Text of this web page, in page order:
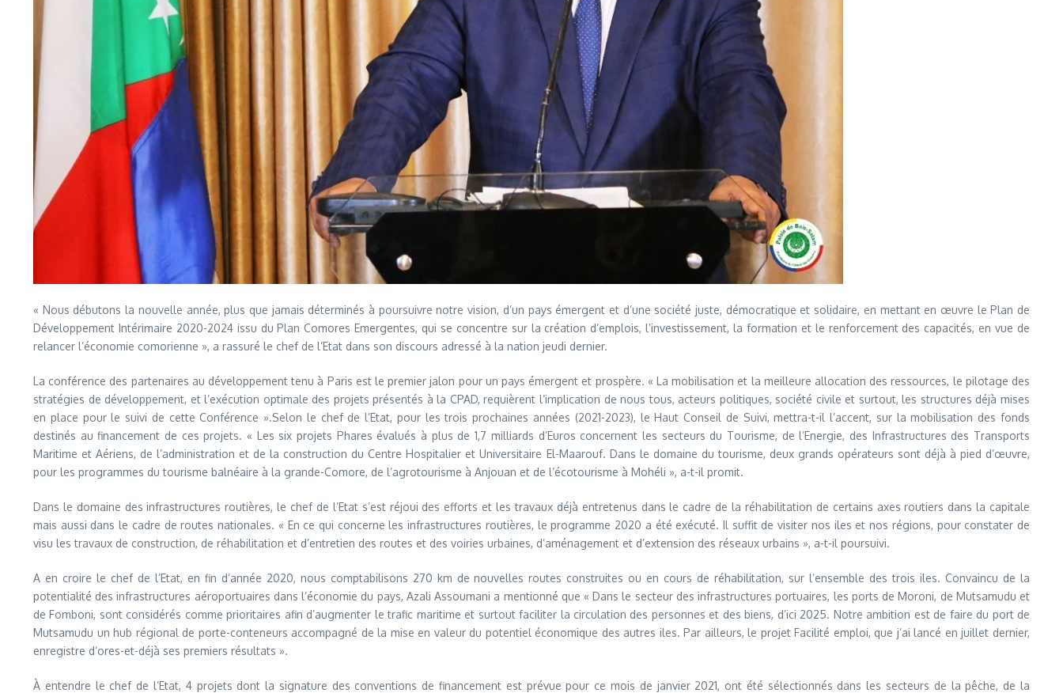
« Nous débutons la nouvelle année, plus que jamais déterminés à poursuivre notre vision, d’un pays émergent et d’une société juste, démocratique et solidaire, en mettant en œuvre le Plan de
Développement Intérimaire 2020-2024 issu du Plan Comores Emergentes, qui se concentre sur la création d’emplois, l’investissement, la formation et le renforcement des capacités, en vue de
relancer l’économie comorienne », a rassuré le chef de l’Etat dans son discours adressé à la nation jeudi dernier.
La conférence des partenaires au développement tenu à Paris est le premier jalon pour un pays émergent et prospère. « La mobilisation et la meilleure allocation des ressources, le pilotage des
stratégies de développement, et l’exécution optimale des projets présentés à la CPAD, requièrent l’implication de nous tous, acteurs politiques, société civile et surtout, les structures déjà mises
en place pour le suivi de cette Conférence ».Selon le chef de l’Etat, pour les trois prochaines années (2021-2023), le Haut Conseil de Suivi, mettra-t-il l’accent, sur la mobilisation des fonds
destinés au financement de ces projets. « Les six projets Phares évalués à plus de 1,7 milliards d’Euros concernent les secteurs du Tourisme, de l’Energie, des Infrastructures des Transports
Maritime et Aériens, de l’administration et de la construction du Centre Hospitalier et Universitaire El-Maarouf. Dans le domaine du tourisme, deux grands opérateurs sont déjà à pied d’œuvre,
pour les programmes du tourisme balnéaire à la grande-Comore, de l’agrotourisme à Anjouan et de l’écotourisme à Mohéli », a-t-il promit.
Dans le domaine des infrastructures routières, le chef de l’Etat s’est réjoui des efforts et les travaux déjà entretenus dans le cadre de la réhabilitation de certains axes routiers dans la capitale
mais aussi dans le cadre de routes nationales. « En ce qui concerne les infrastructures routières, le programme 2020 a été exécuté. Il suffit de visiter nos iles et nos régions, pour constater de
visu les travaux de construction, de réhabilitation et d’entretien des routes et des voiries urbaines, d’aménagement et d’extension des réseaux urbains », a-t-il poursuivi.
A en croire le chef de l’Etat, en fin d’année 2020, nous comptabilisons 270 km de nouvelles routes construites ou en cours de réhabilitation, sur l’ensemble des trois iles. Convaincu de la
potentialité des infrastructures aéroportuaires dans l’économie du pays, Azali Assoumani a mentionné que « Dans le secteur des infrastructures portuaires, les ports de Moroni, de Mutsamudu et
de Fomboni, sont considérés comme prioritaires afin d’augmenter le trafic maritime et surtout faciliter la circulation des personnes et des biens, d’ici 2025. Notre ambition est de faire du port de
Mutsamudu un hub régional de porte-conteneurs accompagné de la mise en valeur du potentiel économique des autres iles. Par ailleurs, le projet Facilité emploi, que j’ai lancé en juillet dernier,
enregistre d’ores-et-déjà ses premiers résultats ».
À entendre le chef de l’Etat, 4 projets dont la signature des conventions de financement est prévue pour ce mois de janvier 2021, ont été sélectionnés dans les secteurs de la pêche, de la